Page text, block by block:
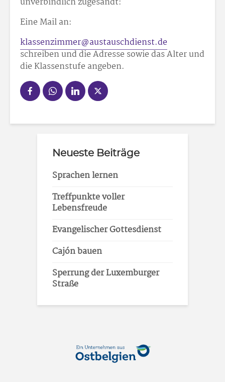
Eine Mail an:
klassenzimmer@austauschdienst.de
schreiben und die Adresse sowie das Alter und
die Klassenstufe angeben.
Neueste Beiträge
Sprachen lernen
Treffpunkte voller
Lebensfreude
Evangelischer Gottesdienst
Cajón bauen
Sperrung der Luxemburger
Straße